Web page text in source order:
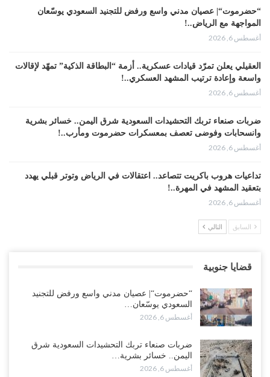
“حضرموت“| عصيان مدني واسع ورفض للتجنيد السعودي يوسّعان
المواجهة مع الرياض..!
أغسطس 6, 2026
العقيلي يعلن تمرّد قيادات عسكرية.. أزمة “البطاقة الذكية” تمهّد لإقالات
واسعة وإعادة ترتيب المشهد العسكري..!
أغسطس 6, 2026
ضربات صنعاء تربك التحشيدات السعودية شرق اليمن.. خسائر بشرية
وانسحابات وفوضى تعصف بمعسكرات حضرموت ومأرب..!
أغسطس 6, 2026
تداعيات هروب باكريت تتصاعد.. اعتقالات في الرياض وتوتر قبلي يهدد
بتعقيد المشهد في المهرة..!
أغسطس 6, 2026
“حضرموت“| في تصعيد غير مسبوق.. انتشار فصيل “مكافحة الإرهاب”
للسعودية بشأن النفط..!
أغسطس 6, 2026
“تقرير“| عرب جورنال: استقالة مدير مكتب العليمي.. هل دخلت سلطة
الرئاسي مرحلة التفكك المؤسسي..!
أغسطس 5, 2026
السابق التالي
قضايا جنوبية
“حضرموت“| عصيان مدني واسع ورفض للتجنيد
السعودي يوسّعان…
أغسطس 6, 2026
ضربات صنعاء تربك التحشيدات السعودية شرق
اليمن.. خسائر بشرية…
أغسطس 6, 2026